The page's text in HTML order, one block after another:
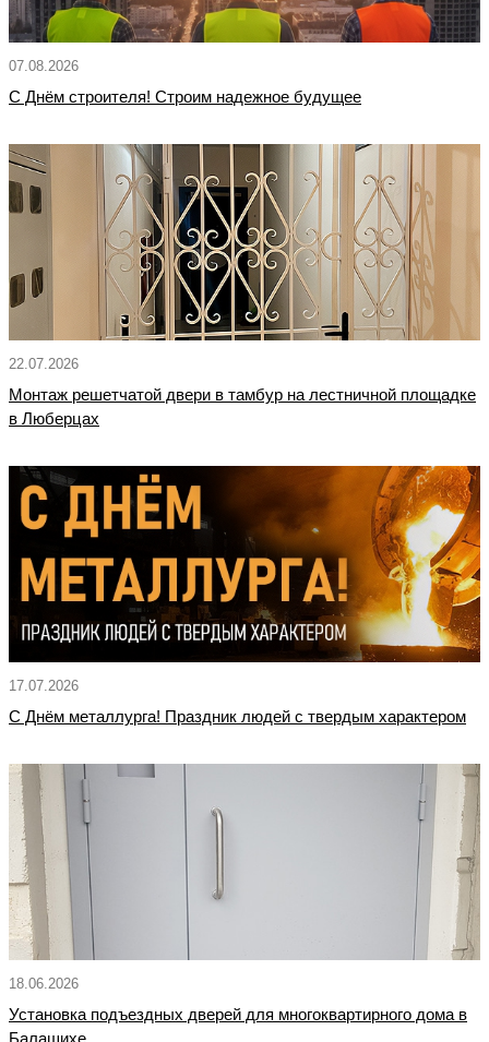
07.08.2026
С Днём строителя! Строим надежное будущее
22.07.2026
Монтаж решетчатой двери в тамбур на лестничной площадке
в Люберцах
17.07.2026
С Днём металлурга! Праздник людей с твердым характером
18.06.2026
Установка подъездных дверей для многоквартирного дома в